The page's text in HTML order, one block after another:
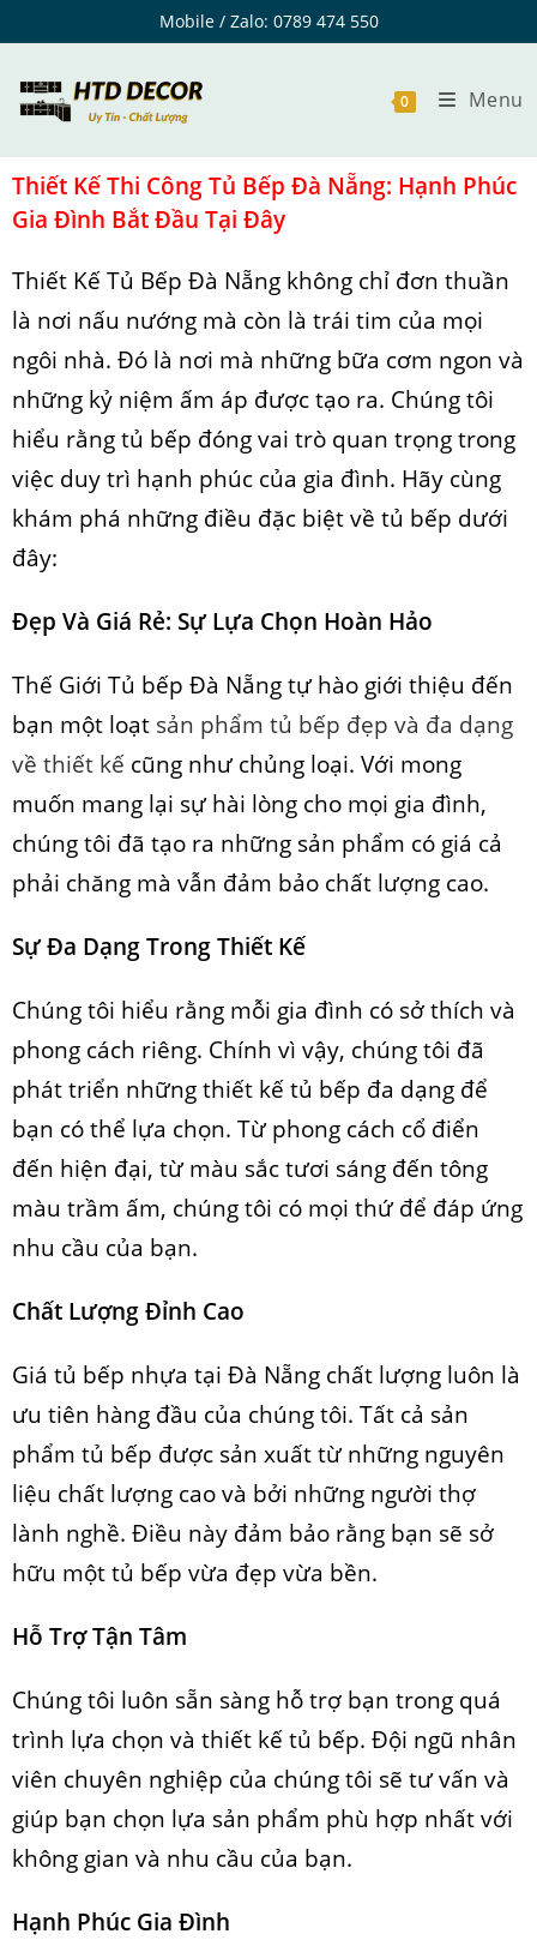
Mobile / Zalo: 0789 474 550
0 Menu
Thiết Kế Thi Công Tủ Bếp Đà Nẵng: Hạnh Phúc
Gia Đình Bắt Đầu Tại Đây
Thiết Kế Tủ Bếp Đà Nẵng không chỉ đơn thuần
là nơi nấu nướng mà còn là trái tim của mọi
ngôi nhà. Đó là nơi mà những bữa cơm ngon và
những kỷ niệm ấm áp được tạo ra. Chúng tôi
hiểu rằng tủ bếp đóng vai trò quan trọng trong
việc duy trì hạnh phúc của gia đình. Hãy cùng
khám phá những điều đặc biệt về tủ bếp dưới
đây:
Đẹp Và Giá Rẻ: Sự Lựa Chọn Hoàn Hảo
Thế Giới Tủ bếp Đà Nẵng tự hào giới thiệu đến
bạn một loạt sản phẩm tủ bếp đẹp và đa dạng
về thiết kế cũng như chủng loại. Với mong
muốn mang lại sự hài lòng cho mọi gia đình,
chúng tôi đã tạo ra những sản phẩm có giá cả
phải chăng mà vẫn đảm bảo chất lượng cao.
Sự Đa Dạng Trong Thiết Kế
Chúng tôi hiểu rằng mỗi gia đình có sở thích và
phong cách riêng. Chính vì vậy, chúng tôi đã
phát triển những thiết kế tủ bếp đa dạng để
bạn có thể lựa chọn. Từ phong cách cổ điển
đến hiện đại, từ màu sắc tươi sáng đến tông
màu trầm ấm, chúng tôi có mọi thứ để đáp ứng
nhu cầu của bạn.
Chất Lượng Đỉnh Cao
Giá tủ bếp nhựa tại Đà Nẵng chất lượng luôn là
ưu tiên hàng đầu của chúng tôi. Tất cả sản
phẩm tủ bếp được sản xuất từ những nguyên
liệu chất lượng cao và bởi những người thợ
lành nghề. Điều này đảm bảo rằng bạn sẽ sở
hữu một tủ bếp vừa đẹp vừa bền.
Hỗ Trợ Tận Tâm
Chúng tôi luôn sẵn sàng hỗ trợ bạn trong quá
trình lựa chọn và thiết kế tủ bếp. Đội ngũ nhân
viên chuyên nghiệp của chúng tôi sẽ tư vấn và
giúp bạn chọn lựa sản phẩm phù hợp nhất với
không gian và nhu cầu của bạn.
Hạnh Phúc Gia Đình